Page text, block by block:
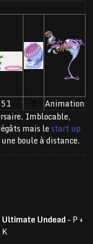
51
Animation
Imblocable,
mais lestart up
boule à distance.
Ultimate Undead– P +
K